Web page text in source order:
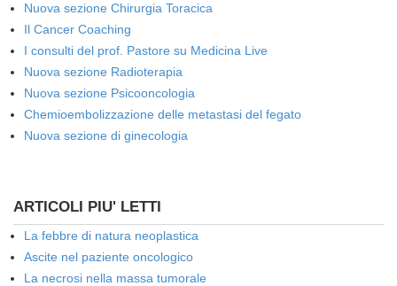
Nuova sezione Chirurgia Toracica
Il Cancer Coaching
I consulti del prof. Pastore su Medicina Live
Nuova sezione Radioterapia
Nuova sezione Psicooncologia
Chemioembolizzazione delle metastasi del fegato
Nuova sezione di ginecologia
ARTICOLI PIU' LETTI
La febbre di natura neoplastica
Ascite nel paziente oncologico
La necrosi nella massa tumorale